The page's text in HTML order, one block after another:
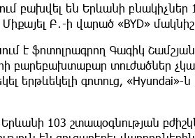
բախվել են Երևանի
Բ․-ի վարած «BYD»
է ֆոտոլրագրող Գագիկ
բարեբախտաբար տուժածներ
երթևեկելի գոտուց, «Hyundai»-
103 շտապօգնության